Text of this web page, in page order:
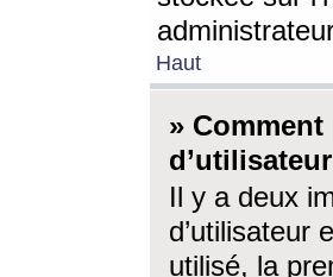
Haut
»
Il y a deux
d’utilisateur
utilisé, la